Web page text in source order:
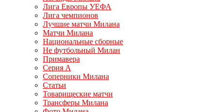
Лига Европы УЕФА
Лига чемпионов
Лучшие матчи Милана
Матчи Милана
Национальные сборные
Не футбольный Милан
Примавера
Серия А
Соперники Милана
Статьи
Товарищеские матчи
Трансферы Милана